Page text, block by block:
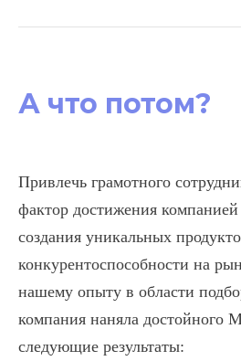
А что потом?
Привлечь грамотного
фактор достижения компанией
создания уникальных
конкурентоспособности на
нашему опыту в области
компания наняла достойного
следующие результаты: